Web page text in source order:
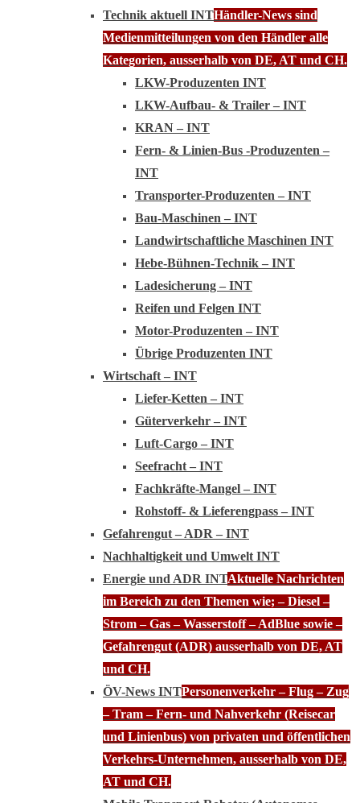
Technik aktuell INTHändler-News sind
Medienmitteilungen von den Händler alle
Kategorien, ausserhalb von DE, AT und CH.
LKW-Produzenten INT
LKW-Aufbau- & Trailer – INT
KRAN – INT
Fern- & Linien-Bus -Produzenten –
INT
Transporter-Produzenten – INT
Bau-Maschinen – INT
Landwirtschaftliche Maschinen INT
Hebe-Bühnen-Technik – INT
Ladesicherung – INT
Reifen und Felgen INT
Motor-Produzenten – INT
Übrige Produzenten INT
Wirtschaft – INT
Liefer-Ketten – INT
Güterverkehr – INT
Luft-Cargo – INT
Seefracht – INT
Fachkräfte-Mangel – INT
Rohstoff- & Lieferengpass – INT
Gefahrengut – ADR – INT
Nachhaltigkeit und Umwelt INT
Energie und ADR INTAktuelle Nachrichten
im Bereich zu den Themen wie; – Diesel –
Strom – Gas – Wasserstoff – AdBlue sowie –
Gefahrengut (ADR) ausserhalb von DE, AT
und CH.
ÖV-News INTPersonenverkehr – Flug – Zug
– Tram – Fern- und Nahverkehr (Reisecar
und Linienbus) von privaten und öffentlichen
Verkehrs-Unternehmen, ausserhalb von DE,
AT und CH.